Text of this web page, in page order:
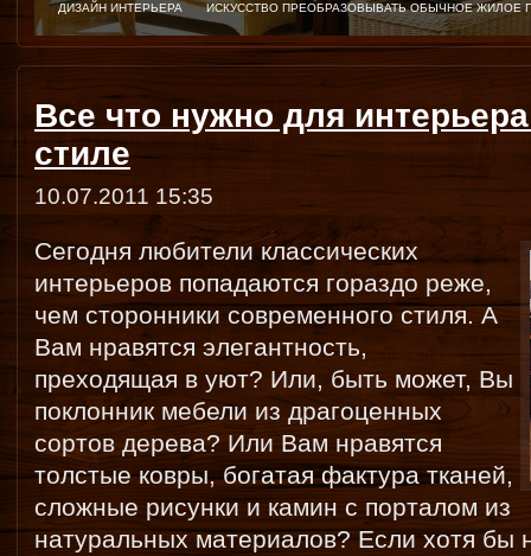
ДИЗАЙН ИНТЕРЬЕРА ИСКУССТВО ПРЕОБРАЗОВЫВАТЬ ОБЫЧНОЕ
Все что нужно для
стиле
10.07.2011 15:35
Сегодня любители классических
интерьеров попадаются гораздо реже,
чем сторонники современного стиля. А
Вам нравятся элегантность,
преходящая в уют? Или, быть может, Вы
поклонник мебели из драгоценных
сортов дерева? Или Вам нравятся
толстые ковры, богатая фактура тканей,
сложные рисунки и камин с порталом из
натуральных материалов? Если хотя бы